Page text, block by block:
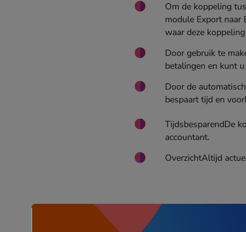
Om de koppeling
module Export naar
waar deze
Door gebruik te
betalingen en kunt
Door de
bespaart tijd en
TijdsbesparendDe
accountant.
OverzichtAltijd